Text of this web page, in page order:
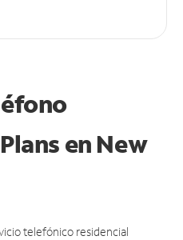
en New
telefónico residencial